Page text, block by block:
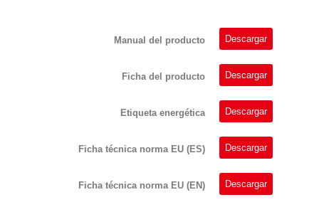
Manual del producto Descargar
Ficha del producto Descargar
Etiqueta energética Descargar
Ficha técnica norma EU (ES) Descargar
Ficha técnica norma EU (EN) Descargar